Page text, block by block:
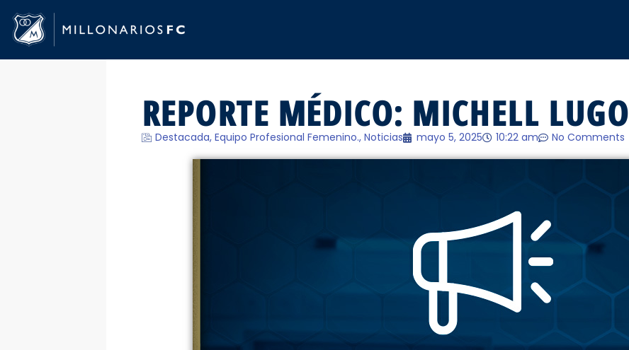
REPORTE MÉDICO: MICHELL LUGO
Destacada, Equipo Profesional Femenino., Noticias mayo 5, 2025 10:22 am No Comments